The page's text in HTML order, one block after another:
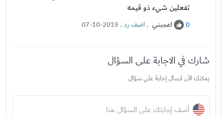
تفعلين شيء ذو قيمه
0 اعجبني .اضف رد.
07-10-2019
شارك في الاجابة على السؤال
يمكنك الآن ارسال إجابة علي سؤال
أضف إجابتك على السؤال هنا